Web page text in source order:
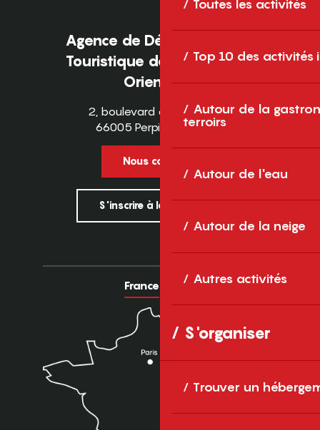
Toutes les activités
Top 10 des activités
Autour de la
terroirs
Autour de l'eau
Autour de la neige
Autres activités
S'organiser
Trouver un
Agence de Développement
Touristique des Pyrénées-
Orientales
2, boulevard des Pyrénées
66005 Perpignan Cedex
Nous contacter
S'inscrire à la newsletter
France Europe